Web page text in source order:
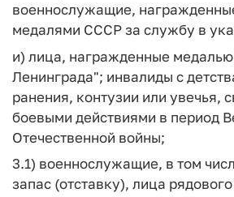
военнослужащие,
медалями СССР за службу в
и) лица, награжденные
Ленинграда"; инвалиды с
ранения, контузии или увечья,
боевыми действиями в период
Отечественной войны;
3.1) военнослужащие, в том
запас (отставку), лица